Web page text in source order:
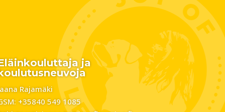
ja
Rajamäki
+35840 549 1085